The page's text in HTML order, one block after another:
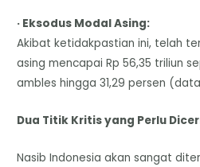
· Eksodus Modal Asing:
Akibat ketidakpastian ini, telah
asing mencapai Rp 56,35 triliun
ambles hingga 31,29 persen
Dua Titik Kritis yang Perlu
Nasib Indonesia akan sangat